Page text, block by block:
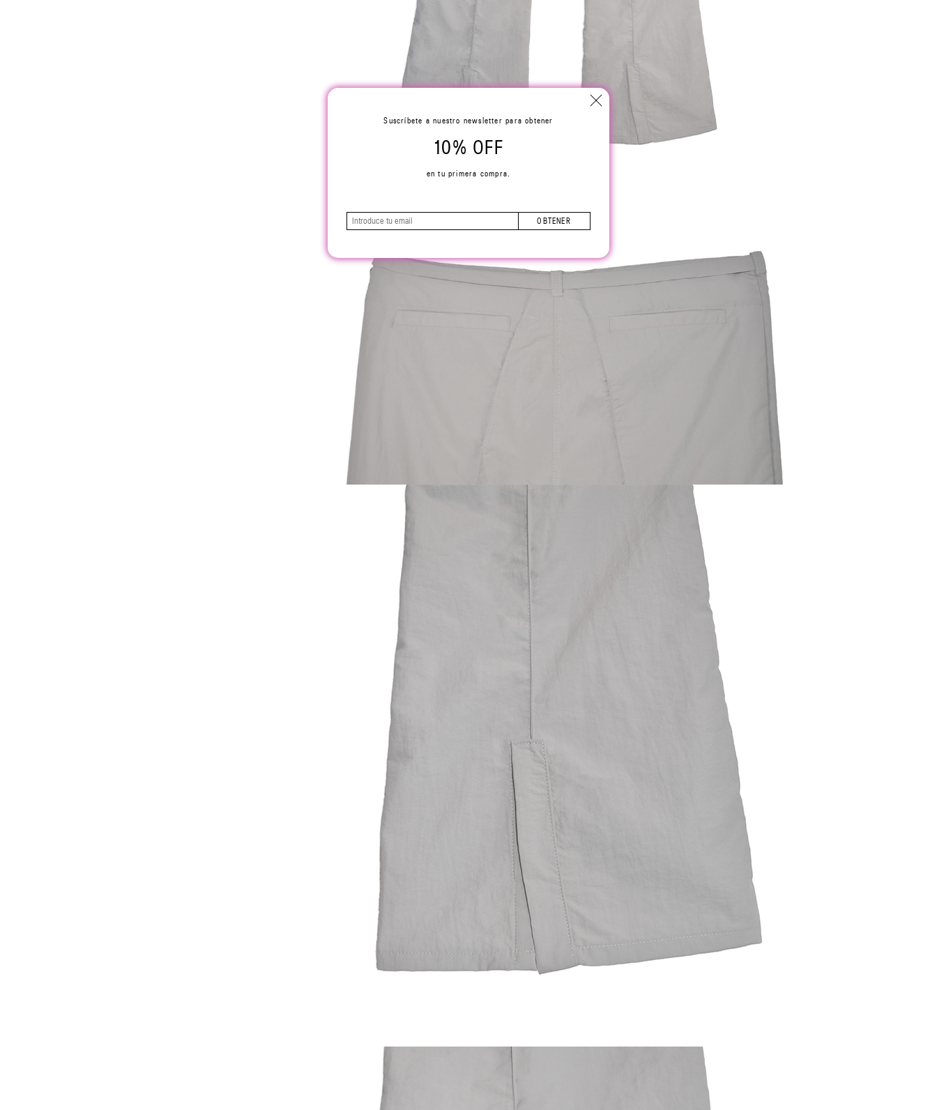
Suscríbete a nuestro newsletter para obtener
10% OFF
en tu primera compra.
OBTENER